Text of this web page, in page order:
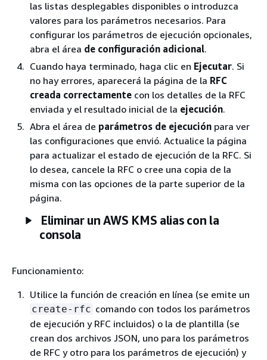
las listas desplegables disponibles o introduzca
valores para los parámetros necesarios. Para
configurar los parámetros de ejecución opcionales,
abra el área de configuración adicional.
Cuando haya terminado, haga clic en Ejecutar. Si
no hay errores, aparecerá la página de la RFC
creada correctamente con los detalles de la RFC
enviada y el resultado inicial de la ejecución.
Abra el área de parámetros de ejecución para ver
las configuraciones que envió. Actualice la página
para actualizar el estado de ejecución de la RFC. Si
lo desea, cancele la RFC o cree una copia de la
misma con las opciones de la parte superior de la
página.
Eliminar un AWS KMS alias con la
consola
Funcionamiento:
Utilice la función de creación en línea (se emite un
create-rfc comando con todos los parámetros
de ejecución y RFC incluidos) o la de plantilla (se
crean dos archivos JSON, uno para los parámetros
de RFC y otro para los parámetros de ejecución) y